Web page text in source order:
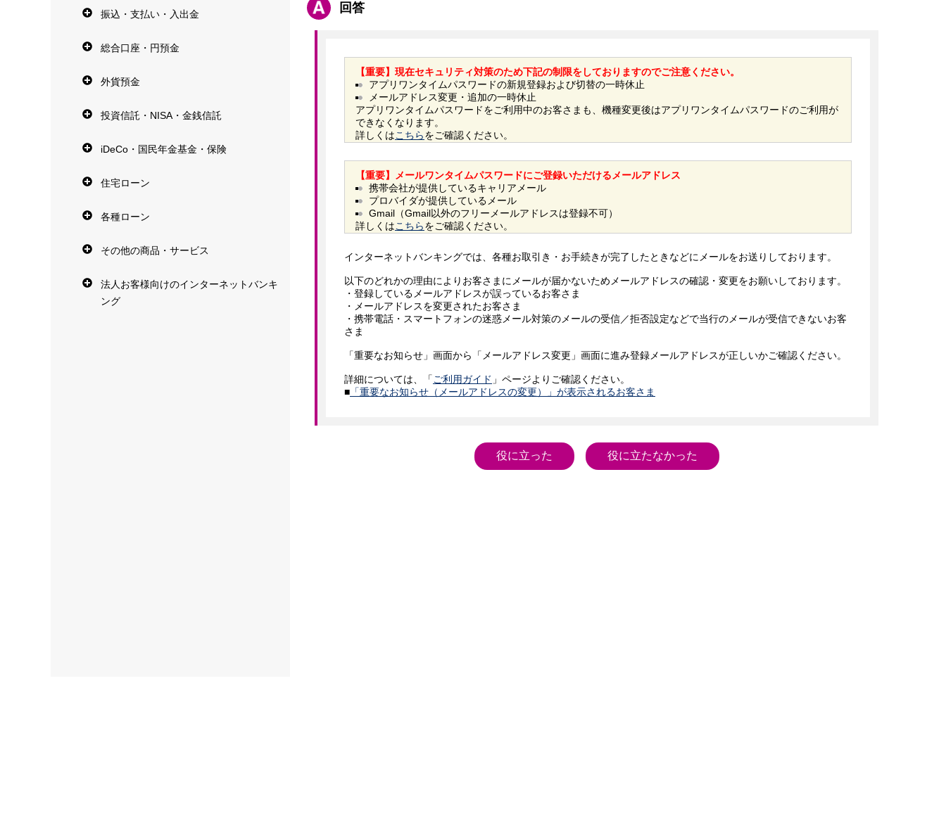
振込・支払い・入出金
総合口座・円預金
外貨預金
投資信託・NISA・金銭信託
iDeCo・国民年金基金・保険
住宅ローン
各種ローン
その他の商品・サービス
法人お客様向けのインターネットバンキ
ング
回答
【重要】現在セキュリティ対策のため下記の制限をしておりますのでご注意ください。
アプリワンタイムパスワードの新規登録および切替の一時休止
メールアドレス変更・追加の一時休止
アプリワンタイムパスワードをご利用中のお客さまも、機種変更後はアプリワンタイムパスワードのご利用が
できなくなります。
詳しくはこちらをご確認ください。
【重要】メールワンタイムパスワードにご登録いただけるメールアドレス
携帯会社が提供しているキャリアメール
プロバイダが提供しているメール
Gmail（Gmail以外のフリーメールアドレスは登録不可）
詳しくはこちらをご確認ください。
インターネットバンキングでは、各種お取引き・お手続きが完了したときなどにメールをお送りしております。
以下のどれかの理由によりお客さまにメールが届かないためメールアドレスの確認・変更をお願いしております。
・登録しているメールアドレスが誤っているお客さま
・メールアドレスを変更されたお客さま
・携帯電話・スマートフォンの迷惑メール対策のメールの受信／拒否設定などで当行のメールが受信できないお客
さま
「重要なお知らせ」画面から「メールアドレス変更」画面に進み登録メールアドレスが正しいかご確認ください。
詳細については、「 ご利用ガイド 」ページよりご確認ください。
■ 「重要なお知らせ（メールアドレスの変更）」が表示されるお客さま
役に立った 役に立たなかった